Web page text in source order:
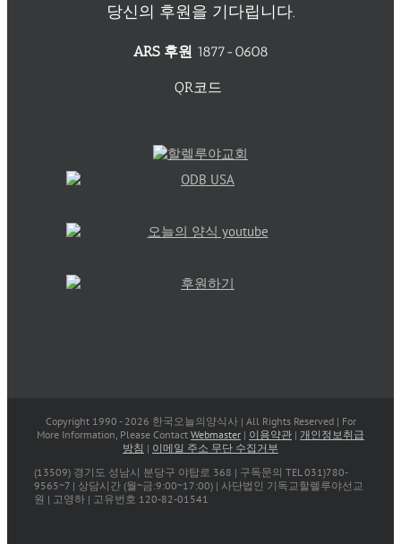
당신의 후원을 기다립니다.
ARS 후원 1877-0608
QR코드
Copyright 1990 - 2026 한국오늘의양식사 | All Rights Reserved | For
More Information, Please Contact Webmaster | 이용약관 | 개인정보취급
방침 | 이메일 주소 무단 수집거부
(13509) 경기도 성남시 분당구 야탑로 368 | 구독문의 TEL 031)780-
9565~7 | 상담시간 (월~금:9:00~17:00) | 사단법인 기독교할렐루야선교
원 | 고영하 | 고유번호 120-82-01541